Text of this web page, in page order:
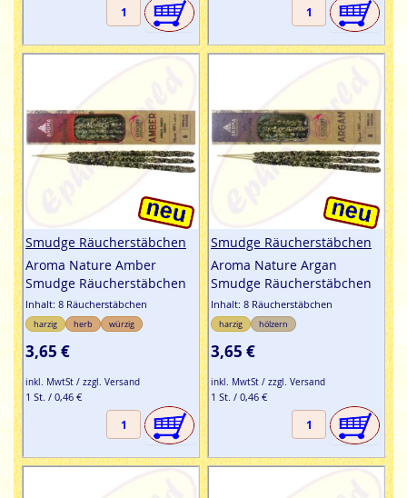
Smudge Räucherstäbchen
Aroma Nature Amber
Smudge Räucherstäbchen
Inhalt: 8 Räucherstäbchen
harzig herb würzig
3,65 €
inkl. MwtSt / zzgl. Versand
1 St. / 0,46 €
Smudge Räucherstäbchen
Aroma Nature Argan
Smudge Räucherstäbchen
Inhalt: 8 Räucherstäbchen
harzig hölzern
3,65 €
inkl. MwtSt / zzgl. Versand
1 St. / 0,46 €